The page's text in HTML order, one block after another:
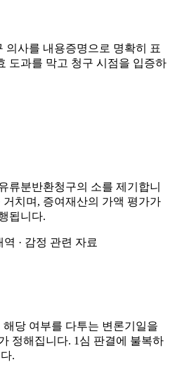
의사를 내용증명으로 명확히 표
도과를 막고 청구 시점을 입증하
류분반환청구의 소를 제기합니
치며, 증여재산의 가액 평가가
됩니다.
역 · 감정 관련 자료
당 여부를 다투는 변론기일을
정해집니다. 1심 판결에 불복하
.